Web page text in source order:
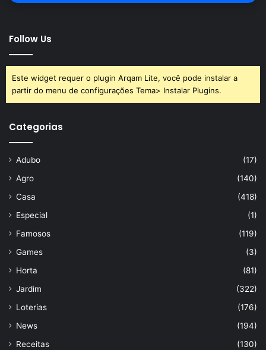
Follow Us
Este widget requer o plugin Arqam Lite, você pode instalar a
partir do menu de configurações Tema> Instalar Plugins.
Categorias
Adubo
(17)
Agro
(140)
Casa
(418)
Especial
(1)
Famosos
(119)
Games
(3)
Horta
(81)
Jardim
(322)
Loterias
(176)
News
(194)
Receitas
(130)